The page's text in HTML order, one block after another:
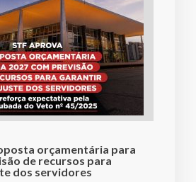
orçamentária para
de recursos para
dos servidores